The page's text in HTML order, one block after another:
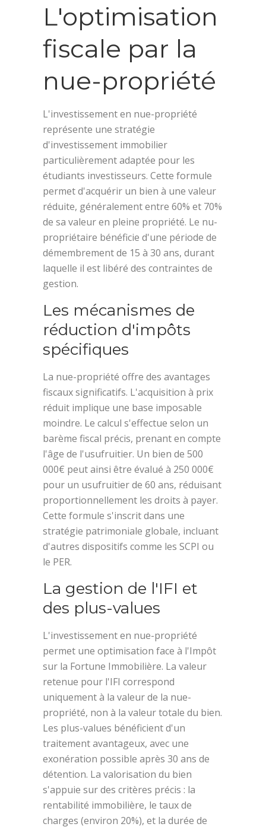
L'optimisation
fiscale par la
nue-propriété
L'investissement en nue-propriété
représente une stratégie
d'investissement immobilier
particulièrement adaptée pour les
étudiants investisseurs. Cette formule
permet d'acquérir un bien à une valeur
réduite, généralement entre 60% et 70%
de sa valeur en pleine propriété. Le nu-
propriétaire bénéficie d'une période de
démembrement de 15 à 30 ans, durant
laquelle il est libéré des contraintes de
gestion.
Les mécanismes de
réduction d'impôts
spécifiques
La nue-propriété offre des avantages
fiscaux significatifs. L'acquisition à prix
réduit implique une base imposable
moindre. Le calcul s'effectue selon un
barème fiscal précis, prenant en compte
l'âge de l'usufruitier. Un bien de 500
000€ peut ainsi être évalué à 250 000€
pour un usufruitier de 60 ans, réduisant
proportionnellement les droits à payer.
Cette formule s'inscrit dans une
stratégie patrimoniale globale, incluant
d'autres dispositifs comme les SCPI ou
le PER.
La gestion de l'IFI et
des plus-values
L'investissement en nue-propriété
permet une optimisation face à l'Impôt
sur la Fortune Immobilière. La valeur
retenue pour l'IFI correspond
uniquement à la valeur de la nue-
propriété, non à la valeur totale du bien.
Les plus-values bénéficient d'un
traitement avantageux, avec une
exonération possible après 30 ans de
détention. La valorisation du bien
s'appuie sur des critères précis : la
rentabilité immobilière, le taux de
charges (environ 20%), et la durée de